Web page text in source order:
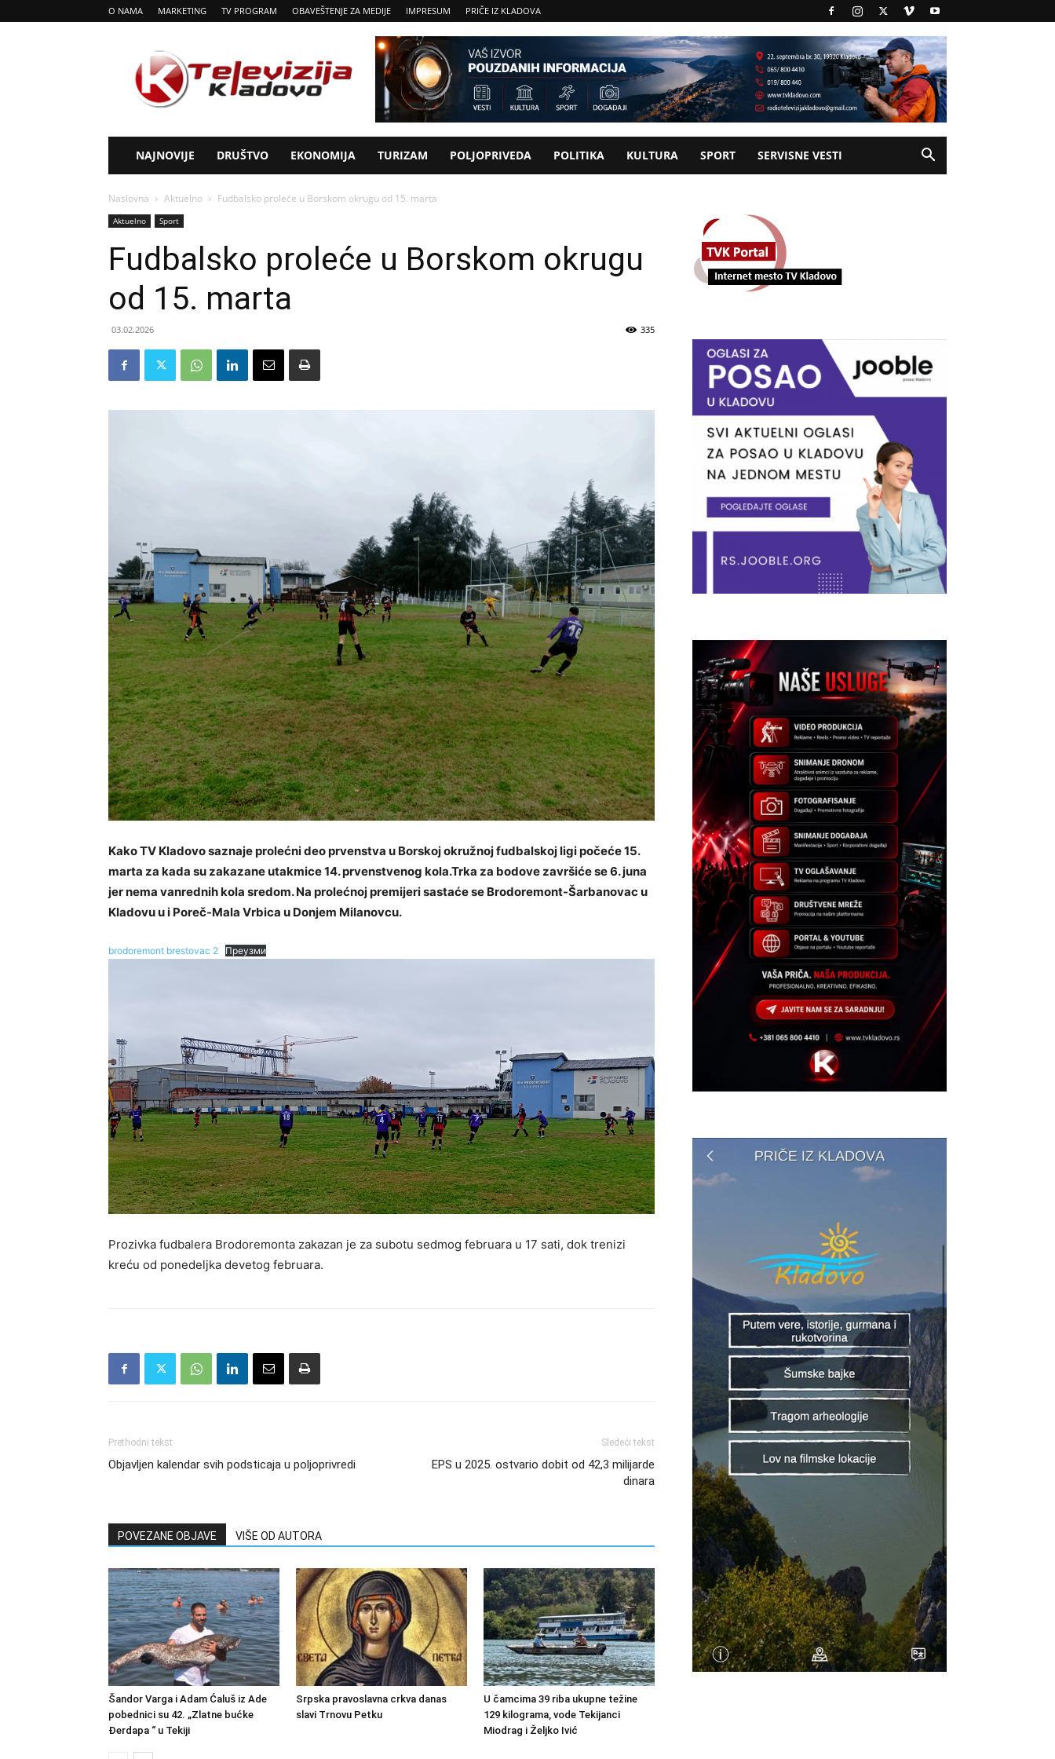
O NAMA MARKETING TV PROGRAM OBAVEŠTENJE ZA MEDIJE IMPRESUM PRIČE IZ KLADOVA
Tv
Kladovo
NAJNOVIJE DRUŠTVO EKONOMIJA TURIZAM POLJOPRIVEDA POLITIKA KULTURA SPORT SERVISNE VESTI
Naslovna Aktuelno Fudbalsko proleće u Borskom okrugu od 15. marta
Aktuelno Sport
Fudbalsko proleće u Borskom okrugu
od 15. marta
03.02.2026 335
Kako TV Kladovo saznaje prolećni deo prvenstva u Borskoj okružnoj fudbalskoj ligi počeće 15.
marta za kada su zakazane utakmice 14. prvenstvenog kola.Trka za bodove završiće se 6. juna
jer nema vanrednih kola sredom. Na prolećnoj premijeri sastaće se Brodoremont-Šarbanovac u
Kladovu u i Poreč-Mala Vrbica u Donjem Milanovcu.
brodoremont brestovac 2 Преузми
Prozivka fudbalera Brodoremonta zakazan je za subotu sedmog februara u 17 sati, dok trenizi
kreću od ponedeljka devetog februara.
Prethodni tekst
Objavljen kalendar svih podsticaja u poljoprivredi
Sledeći tekst
EPS u 2025. ostvario dobit od 42,3 milijarde
dinara
POVEZANE OBJAVE VIŠE OD AUTORA
Šandor Varga i Adam Ćaluš iz Ade
pobednici su 42. „Zlatne bućke
Đerdapa “ u Tekiji
Srpska pravoslavna crkva danas
slavi Trnovu Petku
U čamcima 39 riba ukupne težine
129 kilograma, vode Tekijanci
Miodrag i Željko Ivić